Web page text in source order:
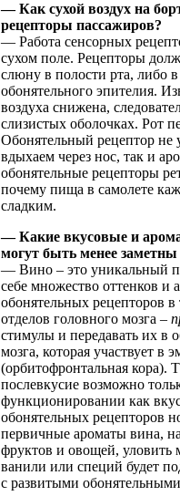
— Как сухой воздух на
рецепторы пассажиров?
— Работа сенсорных
сухом поле. Рецепторы
слюну в полости рта, либо
обонятельного эпителия.
воздуха снижена,
слизистых оболочках. Рот
Обонятельный рецептор не
вдыхаем через нос, так и
обонятельные рецепторы
почему пища в самолете
сладким.
— Какие вкусовые и
могут быть менее заметны
— Вино – это уникальный
себе множество оттенков и
обонятельных рецепторов
отделов головного мозга –
стимулы и передавать их в
мозга, которая участвует в
(орбитофронтальная кора).
послевкусие возможно
функционировании как
обонятельных рецепторов
первичные ароматы вина,
фруктов и овощей, уловить
ванили или специй будет
с развитыми